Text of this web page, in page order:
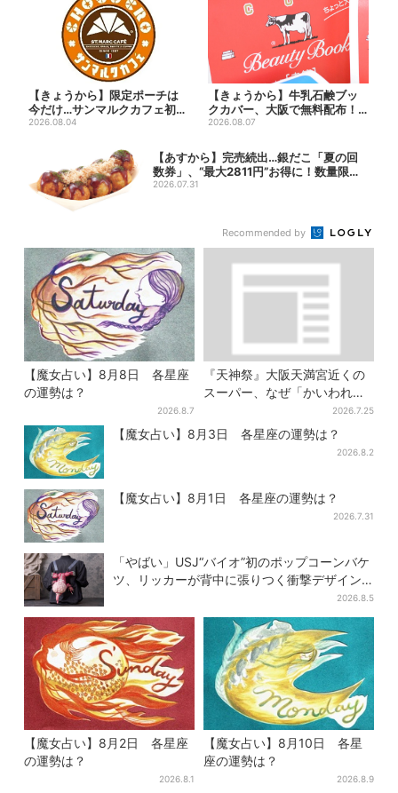
【きょうから】限定ポーチは
今だけ…サンマルクカフェ初の
「夏福袋」、実質無料でレア...
2026.08.04
【きょうから】牛乳石鹸ブッ
クカバー、大阪で無料配布！
先着1000名に「牛のカー...
2026.08.07
【あすから】完売続出…銀だこ「夏の回
数券」、“最大2811円”お得に！数量限定
で
2026.07.31
Recommended by
【魔女占い】8月8日 各星座
の運勢は？
2026.8.7
『天神祭』大阪天満宮近くの
スーパー、なぜ「かいわれ」
が山積み？ 実は昔ながらの食
文化
2026.7.25
【魔女占い】8月3日 各星座の運勢は？
2026.8.2
【魔女占い】8月1日 各星座の運勢は？
2026.7.31
「やばい」USJ“バイオ”初のポップコーンバケ
ツ、リッカーが背中に張りつく衝撃デザイン
2026.8.5
【魔女占い】8月2日 各星座
の運勢は？
2026.8.1
【魔女占い】8月10日 各星
座の運勢は？
2026.8.9